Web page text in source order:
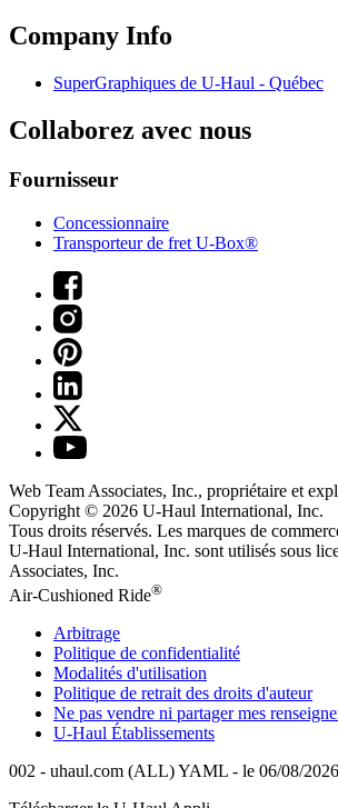
Company Info
SuperGraphiques de U-Haul - Québec
Collaborez avec nous
Fournisseur
Concessionnaire
Transporteur de fret U-Box®
Web Team Associates, Inc., propriétaire et
Copyright © 2026 U-Haul International, Inc.
Tous droits réservés. Les marques de
U-Haul International, Inc. sont utilisés sous
Associates, Inc.
Air-Cushioned Ride®
Arbitrage
Politique de confidentialité
Modalités d'utilisation
Politique de retrait des droits d'auteur
Ne pas vendre ni partager mes
U-Haul Établissements
002 - uhaul.com (ALL) YAML - le 06/08/2026